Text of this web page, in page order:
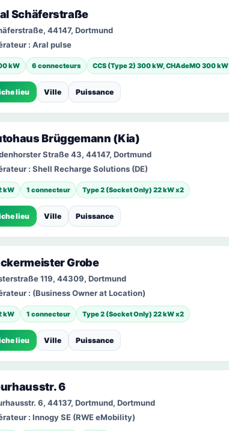
Schäferstraße
44147, Dortmund
: Aral pulse
kW 6 connecteurs CCS (Type 2) 300 kW, CHAdeMO 300 kW
lieu Ville Puissance
Brüggemann (Kia)
Straße 43, 44147, Dortmund
: Shell Recharge Solutions (DE)
kW 1 connecteur Type 2 (Socket Only) 22 kW x2
lieu Ville Puissance
Grobe
119, 44309, Dortmund
: (Business Owner at Location)
kW 1 connecteur Type 2 (Socket Only) 22 kW x2
lieu Ville Puissance
6
6, 44137, Dortmund, Dortmund
: Innogy SE (RWE eMobility)